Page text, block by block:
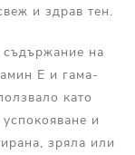
и здрав тен.
на
Е и гама-
като
и
зряла или